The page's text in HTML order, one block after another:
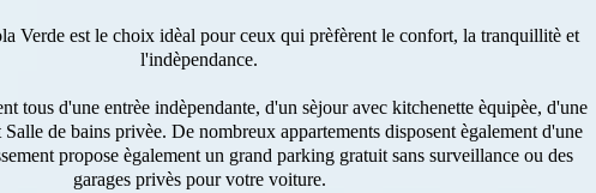
Verde est le choix idèal pour ceux qui prèfèrent le confort, la tranquillitè et
l'indèpendance.
tous d'une entrèe indèpendante, d'un sèjour avec kitchenette èquipèe, d'une
de bains privèe. De nombreux appartements disposent ègalement d'une
propose ègalement un grand parking gratuit sans surveillance ou des
garages privès pour votre voiture.